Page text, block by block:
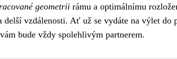
geometrii rámu a optimálnímu
delší vzdálenosti. Ať už se vydáte na výlet do
bude vždy spolehlivým partnerem.